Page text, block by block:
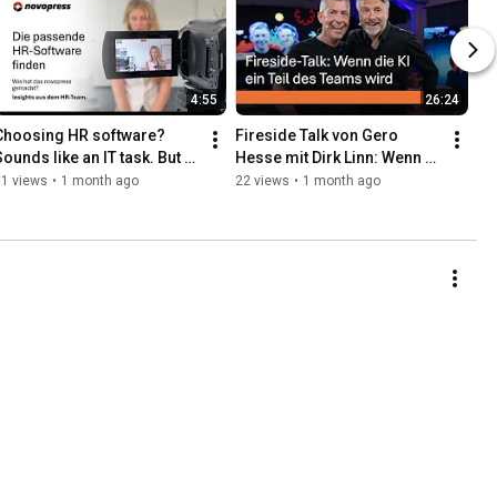
4:55
HR software?
like an IT task. But at
it's a part of
views • 1 month ago
26:24
Fireside Talk von Gero
Hesse mit Dirk Linn: Wenn KI
Teil des Teams wird ►
22 views • 1 month ago